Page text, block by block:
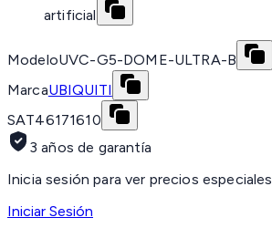
artificial
ModeloUVC-G5-DOME-ULTRA-B
MarcaUBIQUITI
SAT46171610
3 años de garantía
Inicia sesión para ver precios especiales
Iniciar Sesión